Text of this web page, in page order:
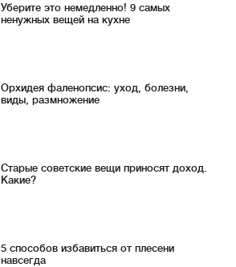
Уберите это немедленно! 9 самых
ненужных вещей на кухне
Орхидея фаленопсис: уход, болезни,
виды, размножение
Старые советские вещи приносят доход.
Какие?
5 способов избавиться от плесени
навсегда